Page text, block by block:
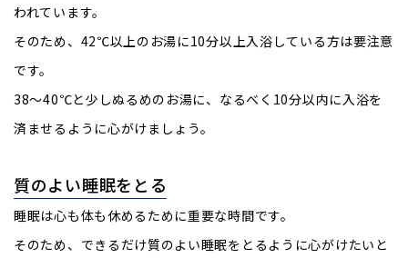
われています。
そのため、42℃以上のお湯に10分以上入浴している方は要注意
です。
38～40℃と少しぬるめのお湯に、なるべく10分以内に入浴を
済ませるように心がけましょう。
質のよい睡眠をとる
睡眠は心も体も休めるために重要な時間です。
そのため、できるだけ質のよい睡眠をとるように心がけたいと